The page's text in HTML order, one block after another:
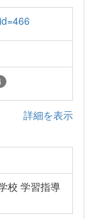
詳細を表示
校 学習指導